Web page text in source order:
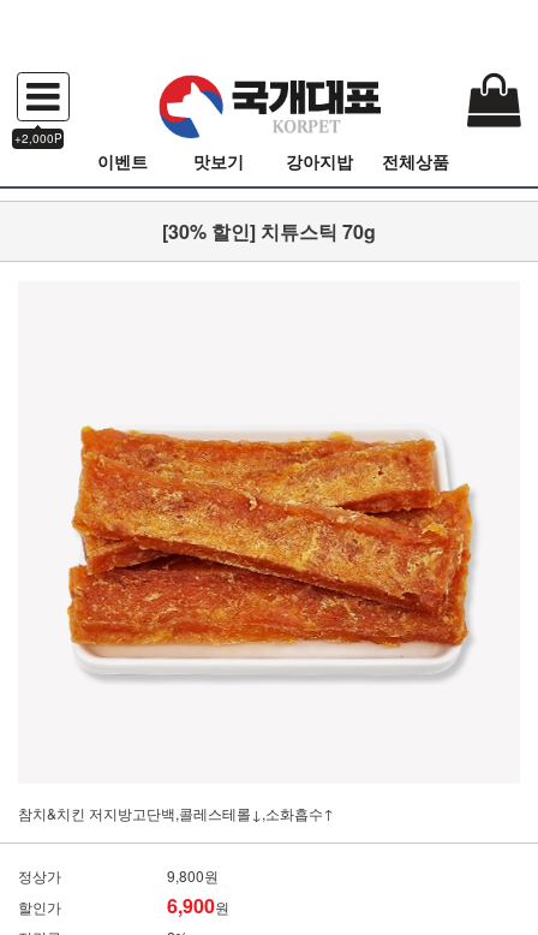
+2,000P
이벤트 맛보기 강아지밥 전체상품
[30% 할인] 치튜스틱 70g
참치&치킨 저지방고단백,콜레스테롤↓,소화흡수↑
정상가
9,800원
할인가
6,900원